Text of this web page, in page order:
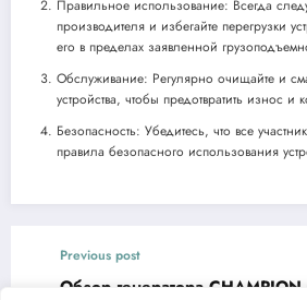
Правильное использование: Всегда
производителя и избегайте перегрузки
его в пределах заявленной
Обслуживание: Регулярно очищайте и
устройства, чтобы предотвратить износ и
Безопасность: Убедитесь, что все
правила безопасного использования
Previous post
Обзор генератора